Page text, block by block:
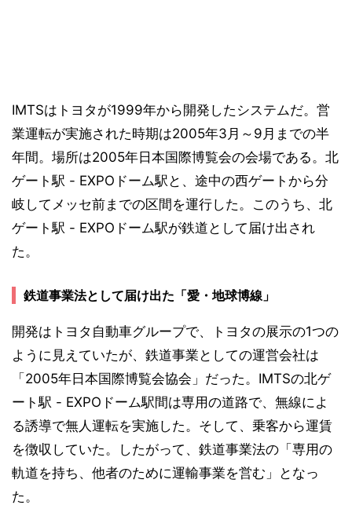
IMTSはトヨタが1999年から開発したシステムだ。営
業運転が実施された時期は2005年3月～9月までの半
年間。場所は2005年日本国際博覧会の会場である。北
ゲート駅 - EXPOドーム駅と、途中の西ゲートから分
岐してメッセ前までの区間を運行した。このうち、北
ゲート駅 - EXPOドーム駅が鉄道として届け出され
た。
鉄道事業法として届け出た「愛・地球博線」
開発はトヨタ自動車グループで、トヨタの展示の1つの
ように見えていたが、鉄道事業としての運営会社は
「2005年日本国際博覧会協会」だった。IMTSの北ゲ
ート駅 - EXPOドーム駅間は専用の道路で、無線によ
る誘導で無人運転を実施した。そして、乗客から運賃
を徴収していた。したがって、鉄道事業法の「専用の
軌道を持ち、他者のために運輸事業を営む」となっ
た。